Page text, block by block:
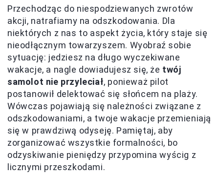
Przechodząc do niespodziewanych zwrotów
akcji, natrafiamy na odszkodowania. Dla
niektórych z nas to aspekt życia, który staje się
nieodłącznym towarzyszem. Wyobraź sobie
sytuację: jedziesz na długo wyczekiwane
wakacje, a nagle dowiadujesz się, że twój
samolot nie przyleciał, ponieważ pilot
postanowił delektować się słońcem na plaży.
Wówczas pojawiają się należności związane z
odszkodowaniami, a twoje wakacje przemieniają
się w prawdziwą odyseję. Pamiętaj, aby
zorganizować wszystkie formalności, bo
odzyskiwanie pieniędzy przypomina wyścig z
licznymi przeszkodami.